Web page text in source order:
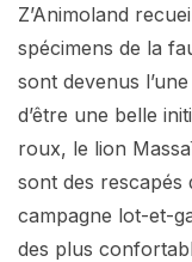
Z’Animoland
spécimens de la
sont devenus
d’être une belle
roux, le lion
sont des rescapés
campagne lot-et-
des plus